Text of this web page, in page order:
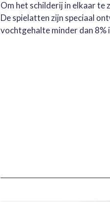
Om het schilderij in elkaar te
De spielatten zijn speciaal
vochtgehalte minder dan 8%